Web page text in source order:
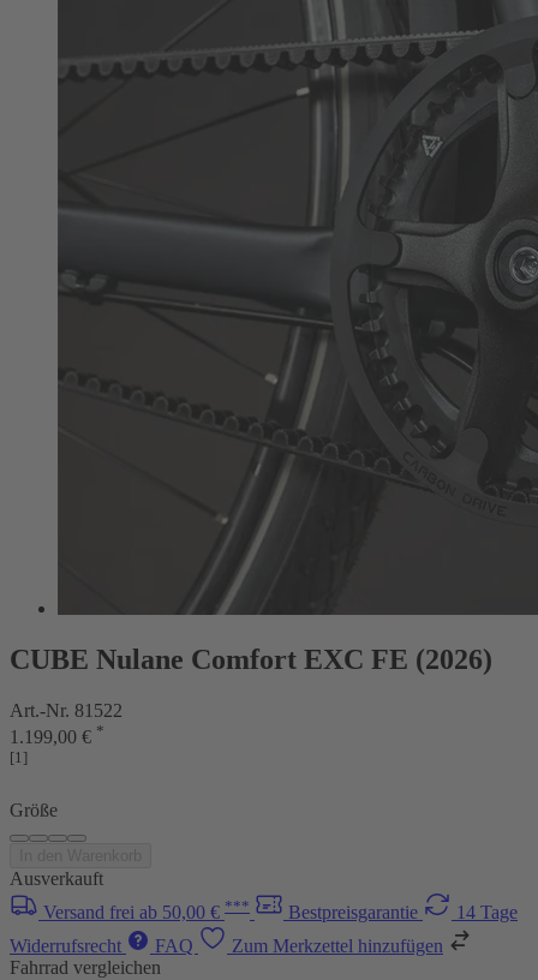
CUBE Nulane Comfort EXC FE (2026)
Art.-Nr. 81522
1.199,00 € *
[1]
Größe
Ausverkauft
Versand frei ab 50,00 € *** Bestpreisgarantie
14 Tage
Widerrufsrecht
FAQ
Zum Merkzettel hinzufügen
Fahrrad vergleichen